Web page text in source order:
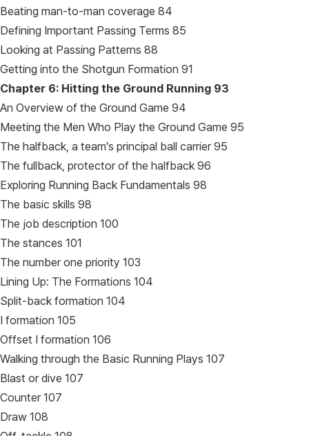
Beating man-to-man coverage 84
Defining Important Passing Terms 85
Looking at Passing Patterns 88
Getting into the Shotgun Formation 91
Chapter 6: Hitting the Ground Running 93
An Overview of the Ground Game 94
Meeting the Men Who Play the Ground Game 95
The halfback, a team’s principal ball carrier 95
The fullback, protector of the halfback 96
Exploring Running Back Fundamentals 98
The basic skills 98
The job description 100
The stances 101
The number one priority 103
Lining Up: The Formations 104
Split-back formation 104
I formation 105
Offset I formation 106
Walking through the Basic Running Plays 107
Blast or dive 107
Counter 107
Draw 108